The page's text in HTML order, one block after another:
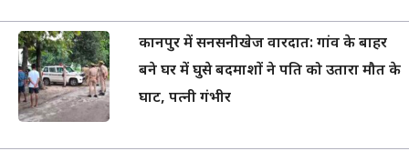
कानपुर में सनसनीखेज वारदात: गांव के बाहर
बने घर में घुसे बदमाशों ने पति को उतारा मौत के
घाट, पत्नी गंभीर